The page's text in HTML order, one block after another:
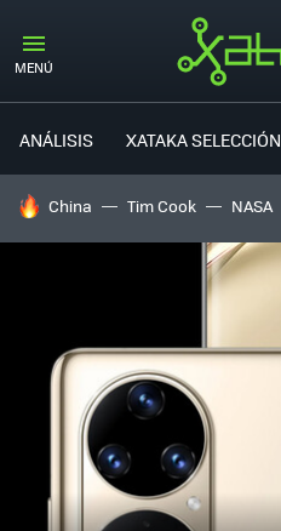
MENÚ
ANÁLISIS XATAKA SELECCIÓN
HOY SE HABLA DE
China Tim Cook NASA